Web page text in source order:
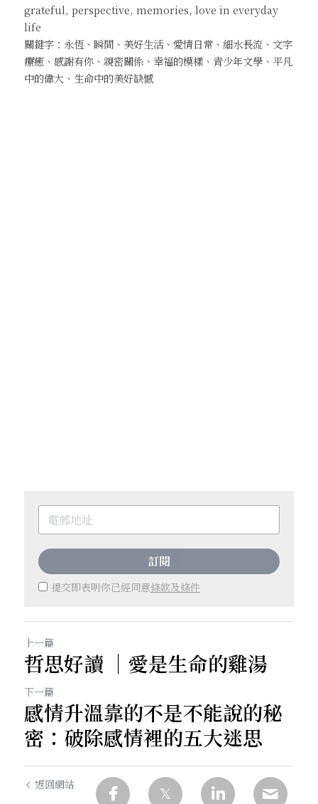
grateful, perspective, memories, love in everyday
life
關鍵字：永恆、瞬間、美好生活、愛情日常、細水長流、文字
療癒、感謝有你、親密關係、幸福的模樣、青少年文學、平凡
中的偉大、生命中的美好缺憾
訂閱
提交即表明你已經同意條款及條件
上一篇
哲思好讀 ｜愛是生命的雞湯
下一篇
感情升溫靠的不是不能說的秘
密：破除感情裡的五大迷思
返回網站